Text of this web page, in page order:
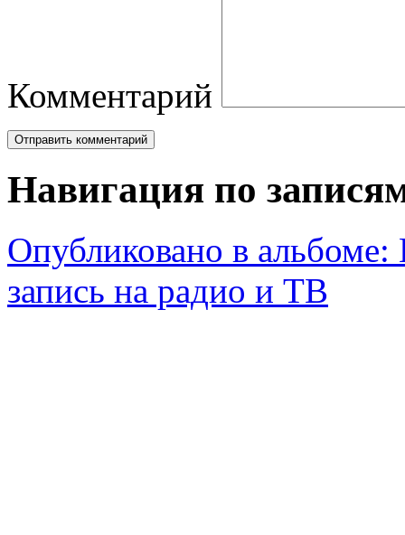
Комментарий
Навигация по
Опубликовано в альбоме:
запись на радио и ТВ